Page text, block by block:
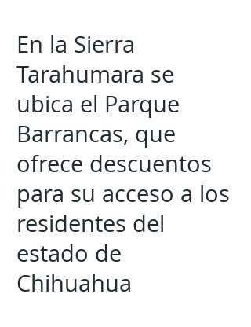
En la Sierra
Tarahumara se
ubica el Parque
Barrancas, que
ofrece descuentos
para su acceso a los
residentes del
estado de
Chihuahua